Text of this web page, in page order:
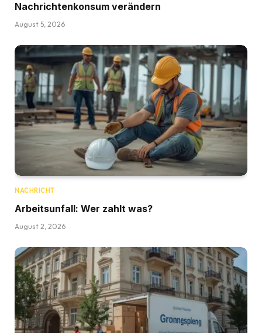
Nachrichtenkonsum verändern
August 5, 2026
NACHRICHT
Arbeitsunfall: Wer zahlt was?
August 2, 2026